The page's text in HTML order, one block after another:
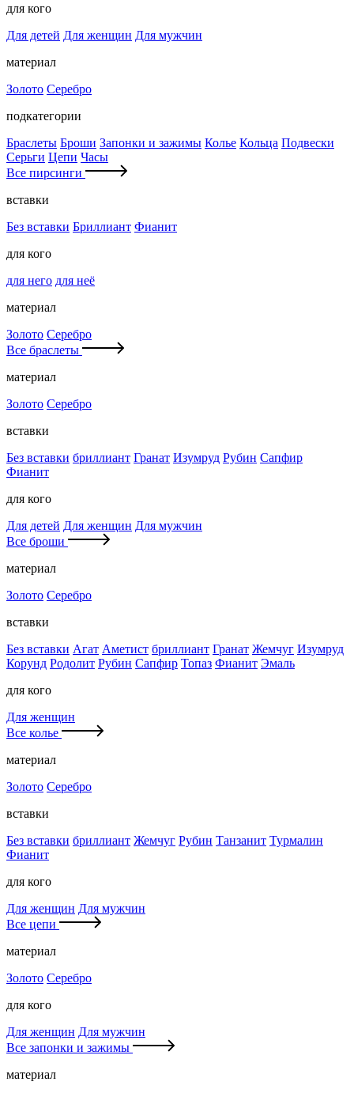
для кого
Для детей Для женщин Для мужчин
материал
Золото Серебро
подкатегории
Браслеты Броши Запонки и зажимы Колье Кольца Подвески
Серьги Цепи Часы
Все пирсинги
вставки
Без вставки Бриллиант Фианит
для кого
для него для неё
материал
Золото Серебро
Все браслеты
материал
Золото Серебро
вставки
Без вставки бриллиант Гранат Изумруд Рубин Сапфир
Фианит
для кого
Для детей Для женщин Для мужчин
Все броши
материал
Золото Серебро
вставки
Без вставки Агат Аметист бриллиант Гранат Жемчуг Изумруд
Корунд Родолит Рубин Сапфир Топаз Фианит Эмаль
для кого
Для женщин
Все колье
материал
Золото Серебро
вставки
Без вставки бриллиант Жемчуг Рубин Танзанит Турмалин
Фианит
для кого
Для женщин Для мужчин
Все цепи
материал
Золото Серебро
для кого
Для женщин Для мужчин
Все запонки и зажимы
материал